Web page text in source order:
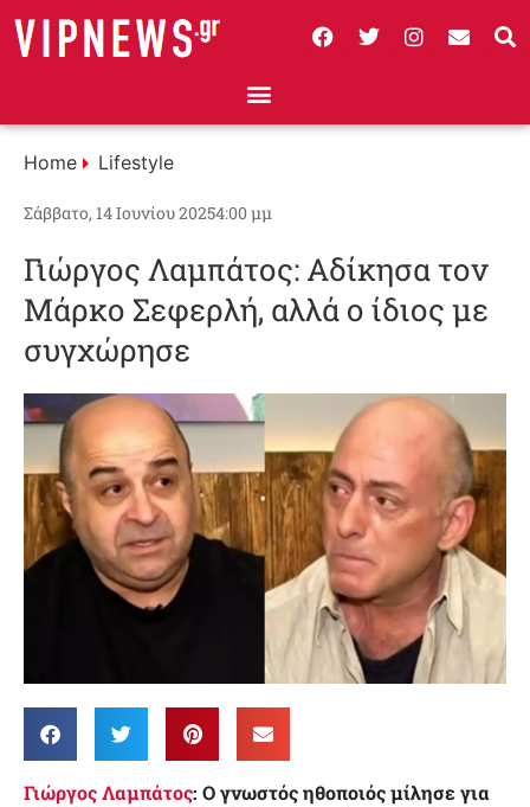
Home Lifestyle
Σάββατο, 14 Ιουνίου 20254:00 μμ
Γιώργος Λαμπάτος: Αδίκησα τον
Μάρκο Σεφερλή, αλλά ο ίδιος με
συγχώρησε
Γιώργος Λαμπάτος: Ο γνωστός ηθοποιός μίλησε για